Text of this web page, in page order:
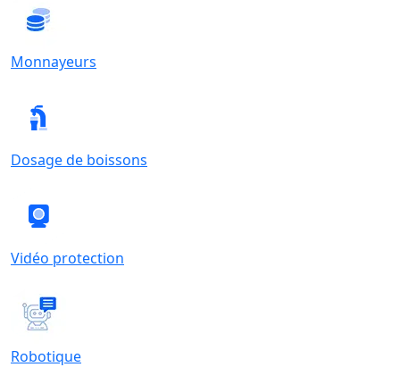
Monnayeurs
Dosage de boissons
Vidéo protection
Robotique